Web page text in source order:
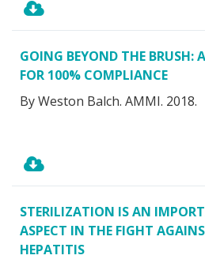
GOING BEYOND THE BRUSH:
FOR 100% COMPLIANCE
By Weston Balch. AMMI. 2018.
STERILIZATION IS AN
ASPECT IN THE FIGHT
HEPATITIS